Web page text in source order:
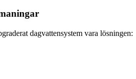
dagvattensystem vara lösningen: